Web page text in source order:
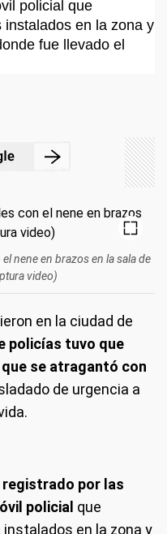
policial que
en la zona y
fue llevado el
nene en brazos en la sala de
video)
en la ciudad de
policías tuvo que
que se atragantó con
de urgencia a
registrado por las
policial que
en la zona y